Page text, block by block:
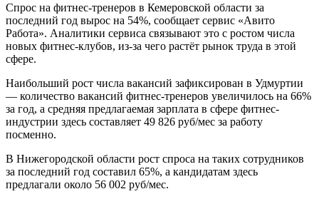
Спрос на фитнес-тренеров в Кемеровской области за
последний год вырос на 54%, сообщает сервис «Авито
Работа». Аналитики сервиса связывают это с ростом числа
новых фитнес-клубов, из-за чего растёт рынок труда в этой
сфере.
Наибольший рост числа вакансий зафиксирован в Удмуртии
— количество вакансий фитнес-тренеров увеличилось на 66%
за год, а средняя предлагаемая зарплата в сфере фитнес-
индустрии здесь составляет 49 826 руб/мес за работу
посменно.
В Нижегородской области рост спроса на таких сотрудников
за последний год составил 65%, а кандидатам здесь
предлагали около 56 002 руб/мес.